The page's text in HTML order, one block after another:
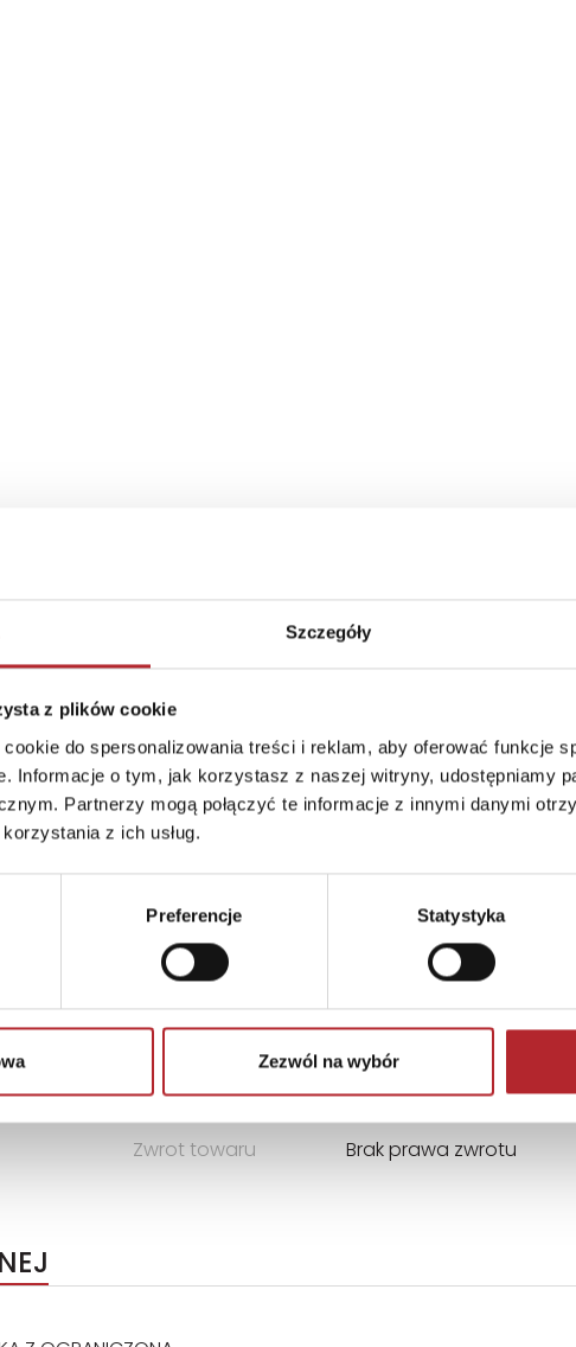
Szczegóły
z plików cookie
do spersonalizowania treści i reklam, aby oferować funkcje
Informacje o tym, jak korzystasz z naszej witryny, udostępniamy
Partnerzy mogą połączyć te informacje z innymi danymi
z ich usług.
Preferencje Statystyka
Zezwól na wybór295x295x75 mm
Zwrot towaru
Brak prawa zwrotu